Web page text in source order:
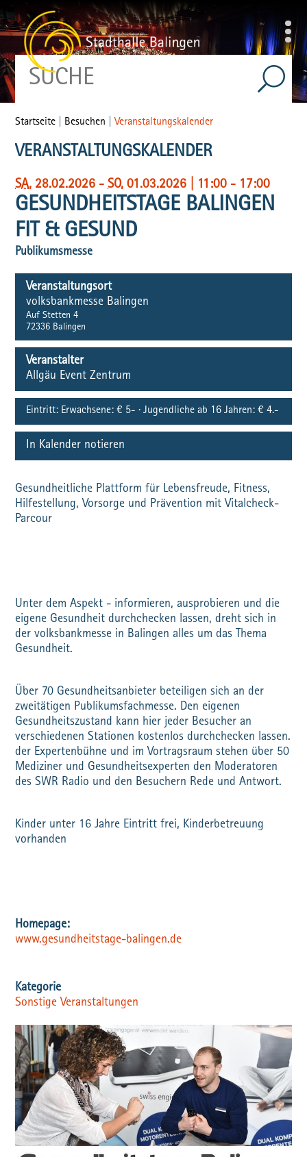
Startseite Besuchen |Veranstaltungskalender
VERANSTALTUNGSKALENDER
SA, 28.02.2026 -SO, 01.03.2026 11:00 - 17:00
GESUNDHEITSTAGE BALINGEN
FIT & GESUND
Publikumsmesse
Veranstaltungsort
volksbankmesse Balingen
Auf Stetten 4
72336 Balingen
Veranstalter
Allgäu Event Zentrum
Eintritt: Erwachsene: € 5- · Jugendliche ab 16 Jahren: € 4.-
In Kalender notieren
Gesundheitliche Plattform für Lebensfreude, Fitness,
Hilfestellung, Vorsorge und Prävention mit Vitalcheck-
Parcour
Unter dem Aspekt - informieren, ausprobieren und die
eigene Gesundheit durchchecken lassen, dreht sich in
der volksbankmesse in Balingen alles um das Thema
Gesundheit.
Über 70 Gesundheitsanbieter beteiligen sich an der
zweitätigen Publikumsfachmesse. Den eigenen
Gesundheitszustand kann hier jeder Besucher an
verschiedenen Stationen kostenlos durchchecken lassen.
der Expertenbühne und im Vortragsraum stehen über 50
Mediziner und Gesundheitsexperten den Moderatoren
des SWR Radio und den Besuchern Rede und Antwort.
Kinder unter 16 Jahre Eintritt frei, Kinderbetreuung
vorhanden
www.gesundheitstage-balingen.de
Sonstige Veranstaltungen